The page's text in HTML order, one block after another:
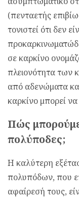
(πενταετής
τονιστεί ότι δεν
σε καρκίνο
πλειονότητα των
από αδενώματα
καρκίνο μπορεί να
Πώς
πολύποδες;
H καλύτερη
πολυπόδων, που
αφαίρεσή τους,